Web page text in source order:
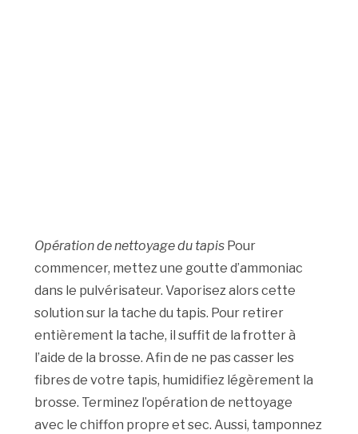
Opération de nettoyage du tapis Pour
commencer, mettez une goutte d’ammoniac
dans le pulvérisateur. Vaporisez alors cette
solution sur la tache du tapis. Pour retirer
entièrement la tache, il suffit de la frotter à
l’aide de la brosse. Afin de ne pas casser les
fibres de votre tapis, humidifiez légèrement la
brosse. Terminez l’opération de nettoyage
avec le chiffon propre et sec. Aussi, tamponnez